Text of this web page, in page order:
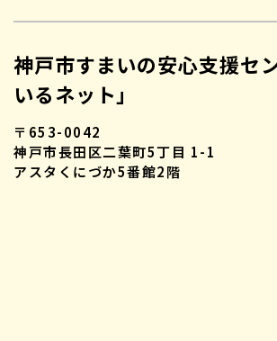
神戸市すまいの安心支援セ
いるネット」
〒653-0042
神戸市長田区二葉町5丁目 1-1
アスタくにづか5番館2階